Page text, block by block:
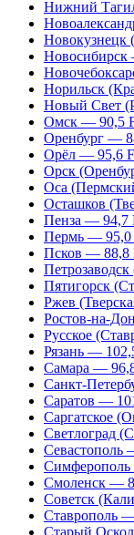
Нижний
Новокузнецк
Норильск
Новый Свет
Омск — 90,5
Оренбург —
Орёл — 95,6
Орск
Оса
Осташков
Пенза — 94,7
Пермь — 95,0
Псков — 88,8
Пятигорск
Ржев
Ростов-на-
Русское
Рязань —
Самара —
Санкт-
Саратов —
Саргатское
Светлоград
Севастополь
Смоленск —
Советск
Ставрополь
Старый